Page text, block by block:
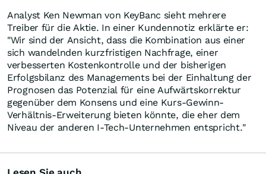
Analyst Ken Newman von KeyBanc sieht mehrere
Treiber für die Aktie. In einer Kundennotiz erklärte er:
"Wir sind der Ansicht, dass die Kombination aus einer
sich wandelnden kurzfristigen Nachfrage, einer
verbesserten Kostenkontrolle und der bisherigen
Erfolgsbilanz des Managements bei der Einhaltung der
Prognosen das Potenzial für eine Aufwärtskorrektur
gegenüber dem Konsens und eine Kurs-Gewinn-
Verhältnis-Erweiterung bieten könnte, die eher dem
Niveau der anderen I-Tech-Unternehmen entspricht."